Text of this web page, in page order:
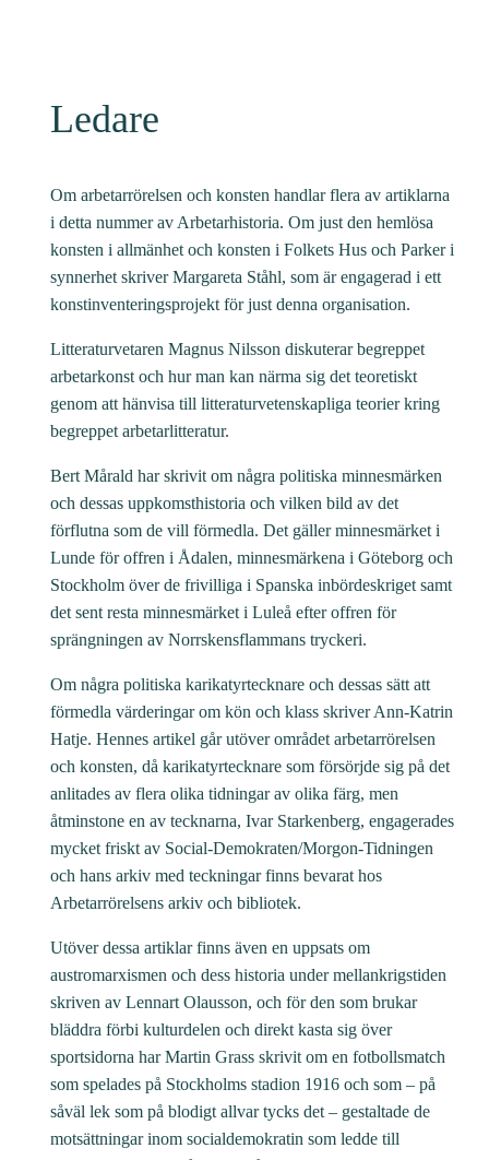
Ledare
Om arbetarrörelsen och konsten handlar flera av artiklarna
i detta nummer av Arbetarhistoria. Om just den hemlösa
konsten i allmänhet och konsten i Folkets Hus och Parker i
synnerhet skriver Margareta Ståhl, som är engagerad i ett
konstinventeringsprojekt för just denna organisation.
Litteraturvetaren Magnus Nilsson diskuterar begreppet
arbetarkonst och hur man kan närma sig det teoretiskt
genom att hänvisa till litteraturvetenskapliga teorier kring
begreppet arbetarlitteratur.
Bert Mårald har skrivit om några politiska minnesmärken
och dessas uppkomsthistoria och vilken bild av det
förflutna som de vill förmedla. Det gäller minnesmärket i
Lunde för offren i Ådalen, minnesmärkena i Göteborg och
Stockholm över de frivilliga i Spanska inbördeskriget samt
det sent resta minnesmärket i Luleå efter offren för
sprängningen av Norrskensflammans tryckeri.
Om några politiska karikatyrtecknare och dessas sätt att
förmedla värderingar om kön och klass skriver Ann-Katrin
Hatje. Hennes artikel går utöver området arbetarrörelsen
och konsten, då karikatyrtecknare som försörjde sig på det
anlitades av flera olika tidningar av olika färg, men
åtminstone en av tecknarna, Ivar Starkenberg, engagerades
mycket friskt av Social-Demokraten/Morgon-Tidningen
och hans arkiv med teckningar finns bevarat hos
Arbetarrörelsens arkiv och bibliotek.
Utöver dessa artiklar finns även en uppsats om
austromarxismen och dess historia under mellankrigstiden
skriven av Lennart Olausson, och för den som brukar
bläddra förbi kulturdelen och direkt kasta sig över
sportsidorna har Martin Grass skrivit om en fotbollsmatch
som spelades på Stockholms stadion 1916 och som – på
såväl lek som på blodigt allvar tycks det – gestaltade de
motsättningar inom socialdemokratin som ledde till